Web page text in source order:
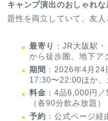
キャンプ演出のおしゃれな
題性を両立していて、友人
最寄り
：JR大阪駅
から徒歩圏、地下ア
期間 ：2026年4月24
17:30〜22:00ほか、
料金 ：4品6,000円
（各90分飲み放題）
予約 ：公式ページ経